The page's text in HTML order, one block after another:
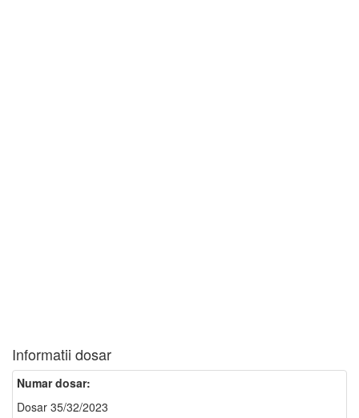
Informatii dosar
Numar dosar:
Dosar 35/32/2023